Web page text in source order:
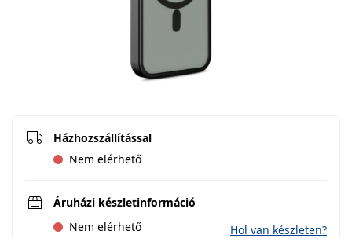
Házhozszállítással
Nem elérhető
Áruházi készletinformáció
Nem elérhető
Hol van készleten?